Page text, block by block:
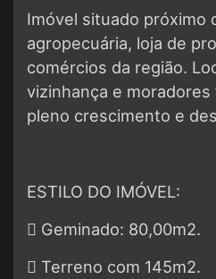
Imóvel situado próximo
agropecuária, loja de
comércios da região.
vizinhança e
pleno crescimento e
ESTILO DO IMÓVEL:
 Geminado: 80,00m2.
 Terreno com 145m2.